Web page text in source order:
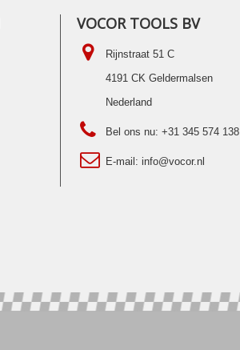
VOCOR TOOLS BV
Rijnstraat 51 C
4191 CK Geldermalsen
Nederland
Bel ons nu: +31 345 574 138
E-mail: info@vocor.nl